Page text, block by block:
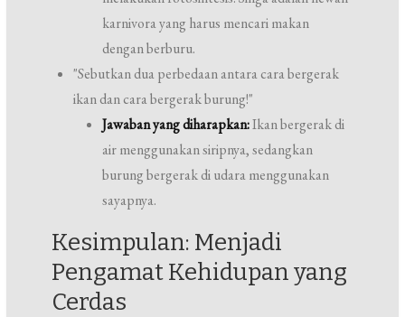
karnivora yang harus mencari makan
dengan berburu.
"Sebutkan dua perbedaan antara cara bergerak
ikan dan cara bergerak burung!"
Jawaban yang diharapkan:Ikan bergerak di
air menggunakan siripnya, sedangkan
burung bergerak di udara menggunakan
sayapnya.
Kesimpulan: Menjadi
Pengamat Kehidupan yang
Cerdas